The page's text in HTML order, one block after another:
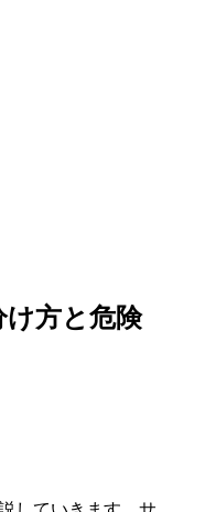
け方と危険